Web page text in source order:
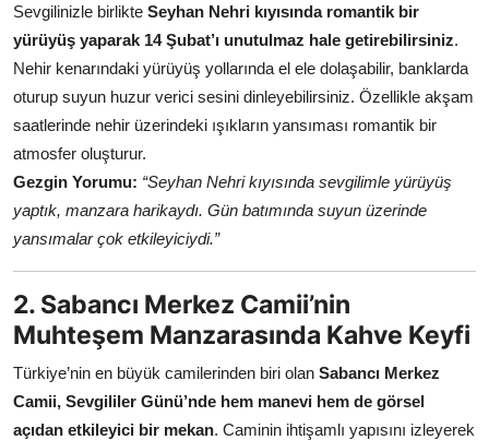
Sevgilinizle birlikte Seyhan Nehri kıyısında romantik bir
yürüyüş yaparak 14 Şubat’ı unutulmaz hale getirebilirsiniz.
Nehir kenarındaki yürüyüş yollarında el ele dolaşabilir, banklarda
oturup suyun huzur verici sesini dinleyebilirsiniz. Özellikle akşam
saatlerinde nehir üzerindeki ışıkların yansıması romantik bir
atmosfer oluşturur.
Gezgin Yorumu: “Seyhan Nehri kıyısında sevgilimle yürüyüş
yaptık, manzara harikaydı. Gün batımında suyun üzerinde
yansımalar çok etkileyiciydi.”
2. Sabancı Merkez Camii’nin
Muhteşem Manzarasında Kahve Keyfi
Türkiye’nin en büyük camilerinden biri olan Sabancı Merkez
Camii, Sevgililer Günü’nde hem manevi hem de görsel
açıdan etkileyici bir mekan. Caminin ihtişamlı yapısını izleyerek